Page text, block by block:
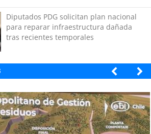
Diputados PDG solicitan plan nacional
para reparar infraestructura dañada
tras recientes temporales